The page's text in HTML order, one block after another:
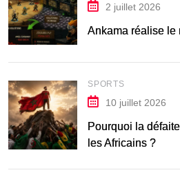
2 juillet 2026
Ankama réalise le
SPORTS
10 juillet 2026
Pourquoi la
les Africains ?